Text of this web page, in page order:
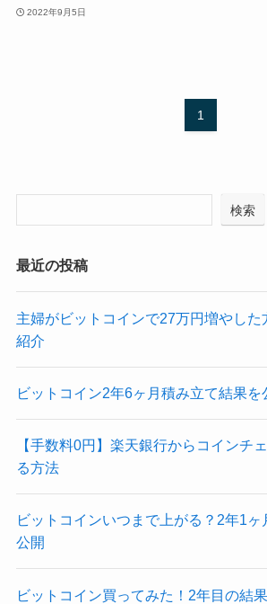
2022年9月5日
1
検索
最近の投稿
主婦がビットコインで27万円増やし
紹介
ビットコイン2年6ヶ月積み立て結果
【手数料0円】楽天銀行からコインチ
る方法
ビットコインいつまで上がる？2年1ヶ
公開
ビットコイン買ってみた！2年目の結